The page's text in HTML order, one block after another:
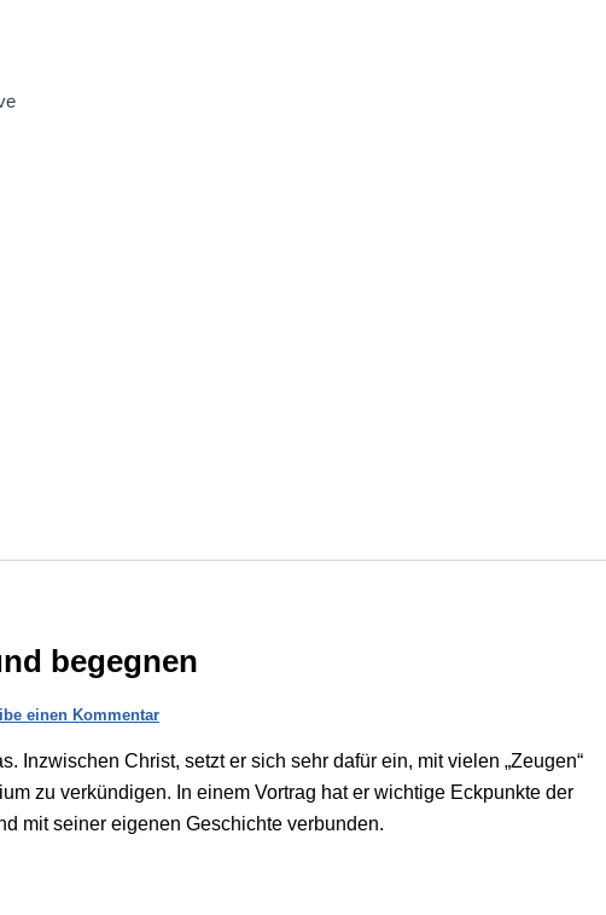
begegnen
einen Kommentar
Inzwischen Christ, setzt er sich sehr dafür ein, mit vielen „Zeugen“
zu verkündigen. In einem Vortrag hat er wichtige Eckpunkte der
mit seiner eigenen Geschichte verbunden.